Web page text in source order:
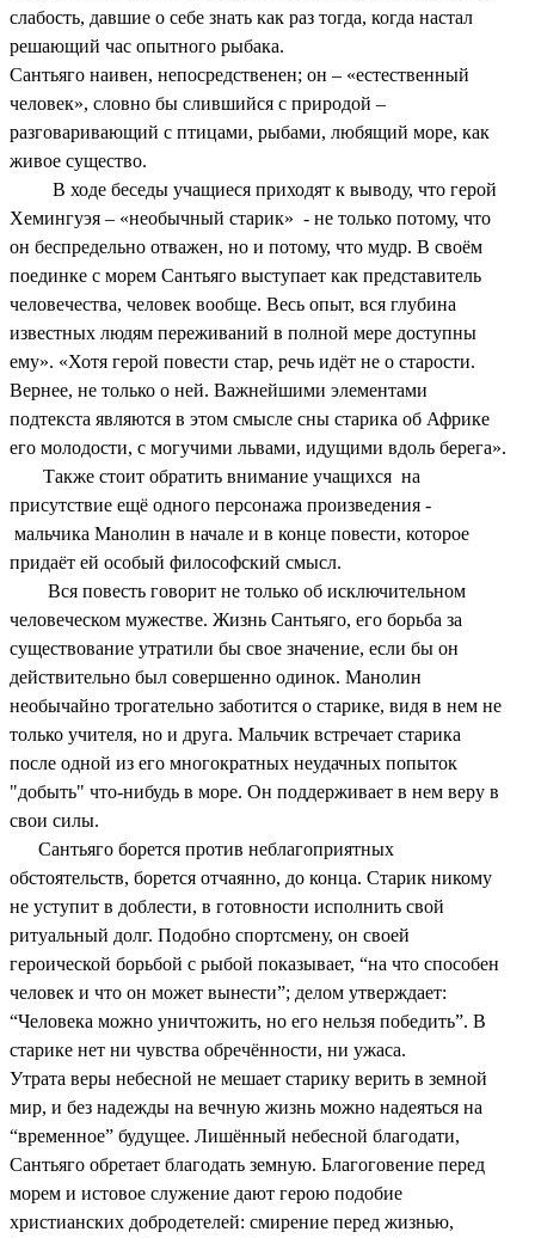
слабость, давшие о себе знать как раз тогда, когда настал
решающий час опытного рыбака.
Сантьяго наивен, непосредственен; он – «естественный
человек», словно бы слившийся с природой –
разговаривающий с птицами, рыбами, любящий море, как
живое существо.
В ходе беседы учащиеся приходят к выводу, что герой
Хемингуэя – «необычный старик» - не только потому, что
он беспредельно отважен, но и потому, что мудр. В своём
поединке с морем Сантьяго выступает как представитель
человечества, человек вообще. Весь опыт, вся глубина
известных людям переживаний в полной мере доступны
ему». «Хотя герой повести стар, речь идёт не о старости.
Вернее, не только о ней. Важнейшими элементами
подтекста являются в этом смысле сны старика об Африке
его молодости, с могучими львами, идущими вдоль берега».
Также стоит обратить внимание учащихся на
присутствие ещё одного персонажа произведения -
мальчика Манолин в начале и в конце повести, которое
придаёт ей особый философский смысл.
Вся повесть говорит не только об исключительном
человеческом мужестве. Жизнь Сантьяго, его борьба за
существование утратили бы свое значение, если бы он
действительно был совершенно одинок. Манолин
необычайно трогательно заботится о старике, видя в нем не
только учителя, но и друга. Мальчик встречает старика
после одной из его многократных неудачных попыток
"добыть" что-нибудь в море. Он поддерживает в нем веру в
свои силы.
Сантьяго борется против неблагоприятных
обстоятельств, борется отчаянно, до конца. Старик никому
не уступит в доблести, в готовности исполнить свой
ритуальный долг. Подобно спортсмену, он своей
героической борьбой с рыбой показывает, “на что способен
человек и что он может вынести”; делом утверждает:
“Человека можно уничтожить, но его нельзя победить”. В
старике нет ни чувства обречённости, ни ужаса.
Утрата веры небесной не мешает старику верить в земной
мир, и без надежды на вечную жизнь можно надеяться на
“временное” будущее. Лишённый небесной благодати,
Сантьяго обретает благодать земную. Благоговение перед
морем и истовое служение дают герою подобие
христианских добродетелей: смирение перед жизнью,